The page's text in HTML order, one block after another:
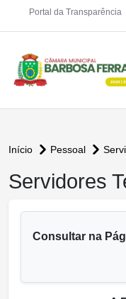
Portal da Transparência
Início Pessoal
conteúdo principal
Servidores
Consultar na